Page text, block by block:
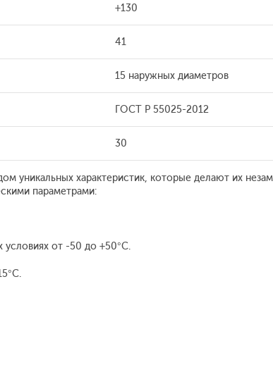
+130
41
15 наружных диаметров
ГОСТ Р 55025-2012
30
уникальных характеристик, которые делают их
параметрами:
от -50 до +50°С.